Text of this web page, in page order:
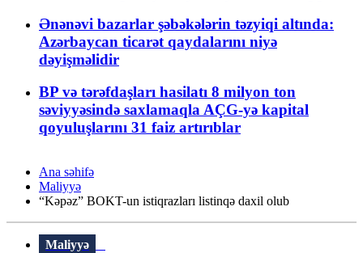
Ənənəvi bazarlar şəbəkələrin təzyiqi altında:
Azərbaycan ticarət qaydalarını niyə
dəyişməlidir
BP və tərəfdaşları hasilatı 8 milyon ton
səviyyəsində saxlamaqla AÇG-yə kapital
qoyuluşlarını 31 faiz artırıblar
Ana səhifə
Maliyyə
“Kəpəz” BOKT-un istiqrazları listinqə daxil olub
Maliyyə